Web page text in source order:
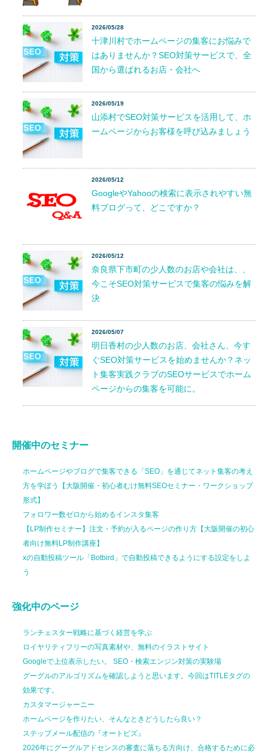
2026/05/28
十津川村でホームページの集客にお悩みで
はありませんか？SEO対策サービスで、全
国から選ばれるお店・会社へ
2026/05/19
山添村でSEO対策サービスを活用して、ホ
ームページからお客様を呼び込みましょう
2026/05/12
GoogleやYahooの検索に表示されやすい無
料ブログって、どこですか？
2026/05/12
奈良県下市町の少人数のお店や会社は、、
今こそSEO対策サービスで集客の悩みを解
決
2026/05/07
明日香村の少人数のお店、会社さん、今す
ぐSEO対策サービスを始めませんか？ネッ
ト集客実践クラブのSEOサービスでホーム
ページからの集客を可能に。
開催中のセミナー
ホームページやブログで集客できる「SEO」を通じてネット集客の考え
方を学ぼう【大阪開催・初心者むけ無料SEOセミナー・ワークショップ
形式】
フォロワー数ゼロから始めるインスタ集客
【LP制作セミナー】注文・予約が入るページの作り方【大阪開催の初心
者向け無料LP制作講座】
xの自動投稿ツール「Botbird」で自動投稿できるようにする設定をしよ
う
強化中のページ
ランチェスター戦略に基づく経営を学ぶ
ロイヤリティフリーの写真素材や、無料のイラストサイト
Googleで上位表示したい。 SEO・検索エンジン対策の実験場
グーグルのアルゴリズムを確認しようと思います。今回はTITLEタグの
効果です。
カスタマージャーニー
ホームページを作りたい、そんなときどうしたら良い？
ステップメール配信の『オートビズ』
2026年にグーグルアドセンスの審査に落ちる方向け、合格するために必